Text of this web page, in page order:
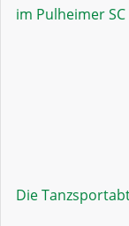
im Pulheimer SC
Die